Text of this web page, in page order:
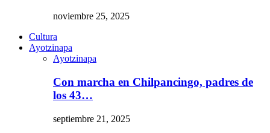
noviembre 25, 2025
Cultura
Ayotzinapa
Ayotzinapa
Con marcha en Chilpancingo, padres de
los 43…
septiembre 21, 2025